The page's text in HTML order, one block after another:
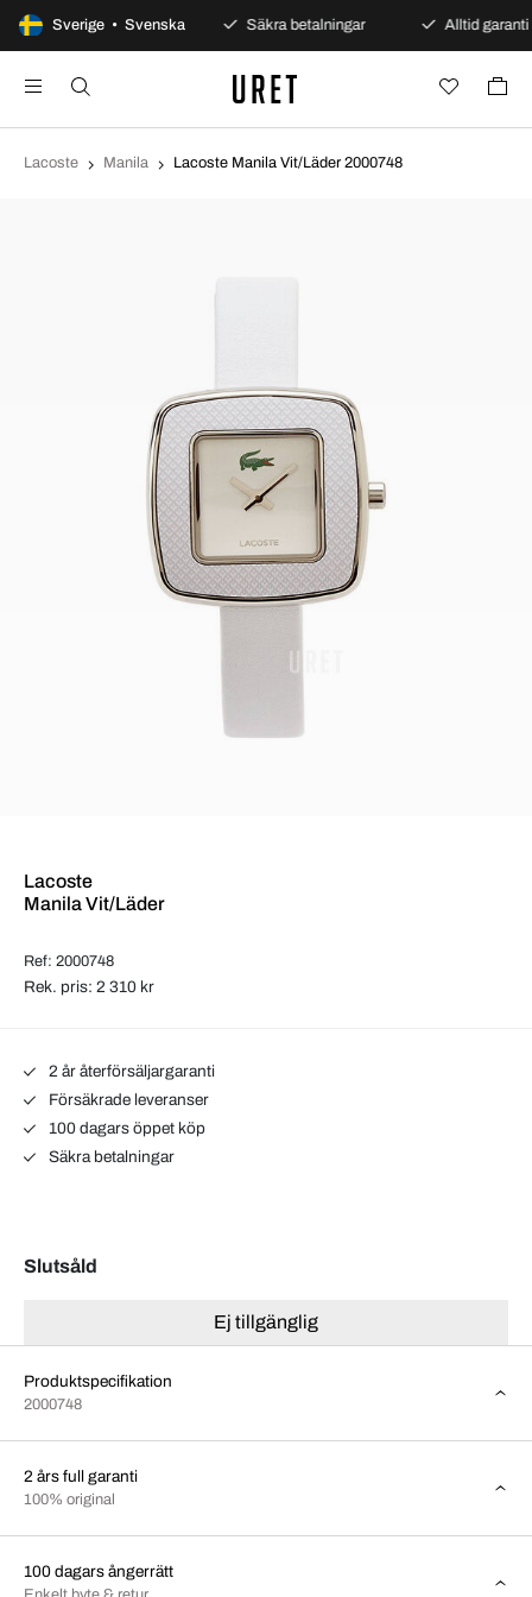
Sverige • Svenska
100 dagars öppet köp Säkra betalningar Alltid garanti
Lacoste Manila Lacoste Manila Vit/Läder 2000748
Lacoste
Manila Vit/Läder
Ref: 2000748
Rek. pris: 2 310 kr
2 år återförsäljargaranti
Försäkrade leveranser
100 dagars öppet köp
Säkra betalningar
Slutsåld
Ej tillgänglig
Produktspecifikation
2000748
2 års full garanti
100% original
100 dagars ångerrätt